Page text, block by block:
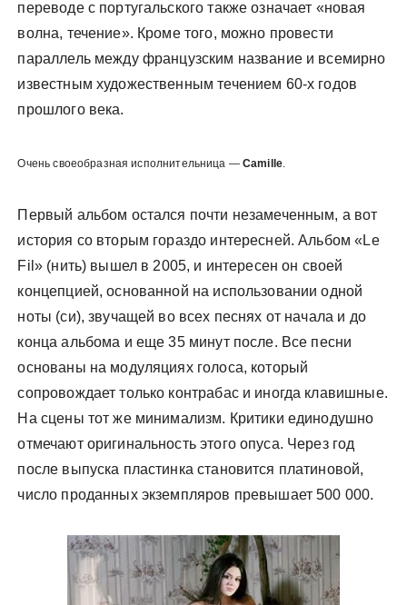
переводе с португальского также означает «новая
волна, течение». Кроме того, можно провести
параллель между французским название и всемирно
известным художественным течением 60-х годов
прошлого века.
Очень своеобразная исполнительница —Camille.
Первый альбом остался почти незамеченным, а вот
история со вторым гораздо интересней. Альбом «Le
Fil» (нить) вышел в 2005, и интересен он своей
концепцией, основанной на использовании одной
ноты (си), звучащей во всех песнях от начала и до
конца альбома и еще 35 минут после. Все песни
основаны на модуляциях голоса, который
сопровождает только контрабас и иногда клавишные.
На сцены тот же минимализм. Критики единодушно
отмечают оригинальность этого опуса. Через год
после выпуска пластинка становится платиновой,
число проданных экземпляров превышает 500 000.